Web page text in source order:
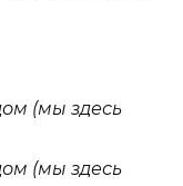
(мы здесь
(мы здесь